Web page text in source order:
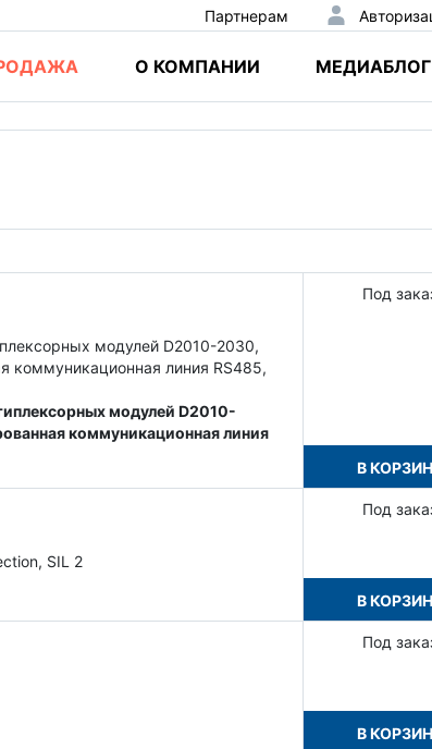
Партнерам
О КОМПАНИИ МЕДИАБЛОГ
модулей D2010-2030,
коммуникационная линия RS485,
модулей D2010-
коммуникационная линия
Под
В
SIL 2
Под
В
Под
В